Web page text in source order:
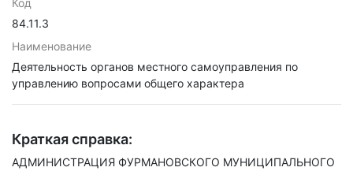
Код
84.11.3
Наименование
Деятельность органов местного самоуправления по
управлению вопросами общего характера
Краткая справка:
АДМИНИСТРАЦИЯ ФУРМАНОВСКОГО МУНИЦИПАЛЬНОГО